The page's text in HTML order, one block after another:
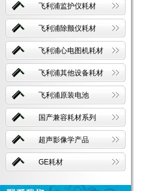
飞利浦监护仪耗材
飞利浦除颤仪耗材
飞利浦心电图机耗材
飞利浦其他设备耗材
飞利浦原装电池
国产兼容耗材系列
超声影像学产品
GE耗材